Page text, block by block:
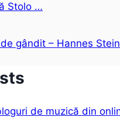
Stolo …
gândit – Hannes Stein